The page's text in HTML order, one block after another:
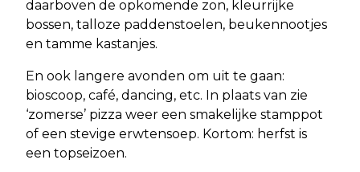
daarboven de opkomende zon, kleurrijke
bossen, talloze paddenstoelen, beukennootjes
en tamme kastanjes.
En ook langere avonden om uit te gaan:
bioscoop, café, dancing, etc. In plaats van zie
‘zomerse’ pizza weer een smakelijke stamppot
of een stevige erwtensoep. Kortom: herfst is
een topseizoen.